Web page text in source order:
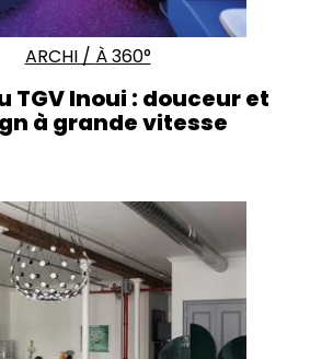
ARCHI/ À 360°
TGV Inoui : douceur et
à grande vitesse